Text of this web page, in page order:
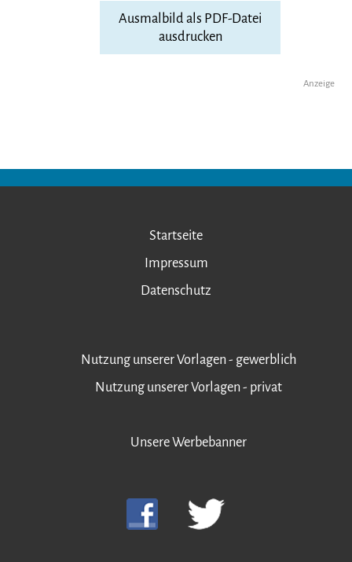
Ausmalbild als PDF-Datei
ausdrucken
Anzeige
Startseite
Impressum
Datenschutz
Nutzung unserer Vorlagen - gewerblich
Nutzung unserer Vorlagen - privat
Unsere Werbebanner